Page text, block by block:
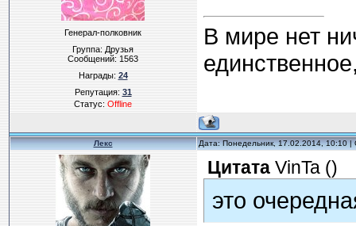
Генерал-полковник
Группа: Друзья
Сообщений:1563
Награды:24
Репутация:31
Статус:Offline
В мире нет
Лекс Дата: Понедельник, 17.02.2014, 10:10
Цитата VinTa()
это